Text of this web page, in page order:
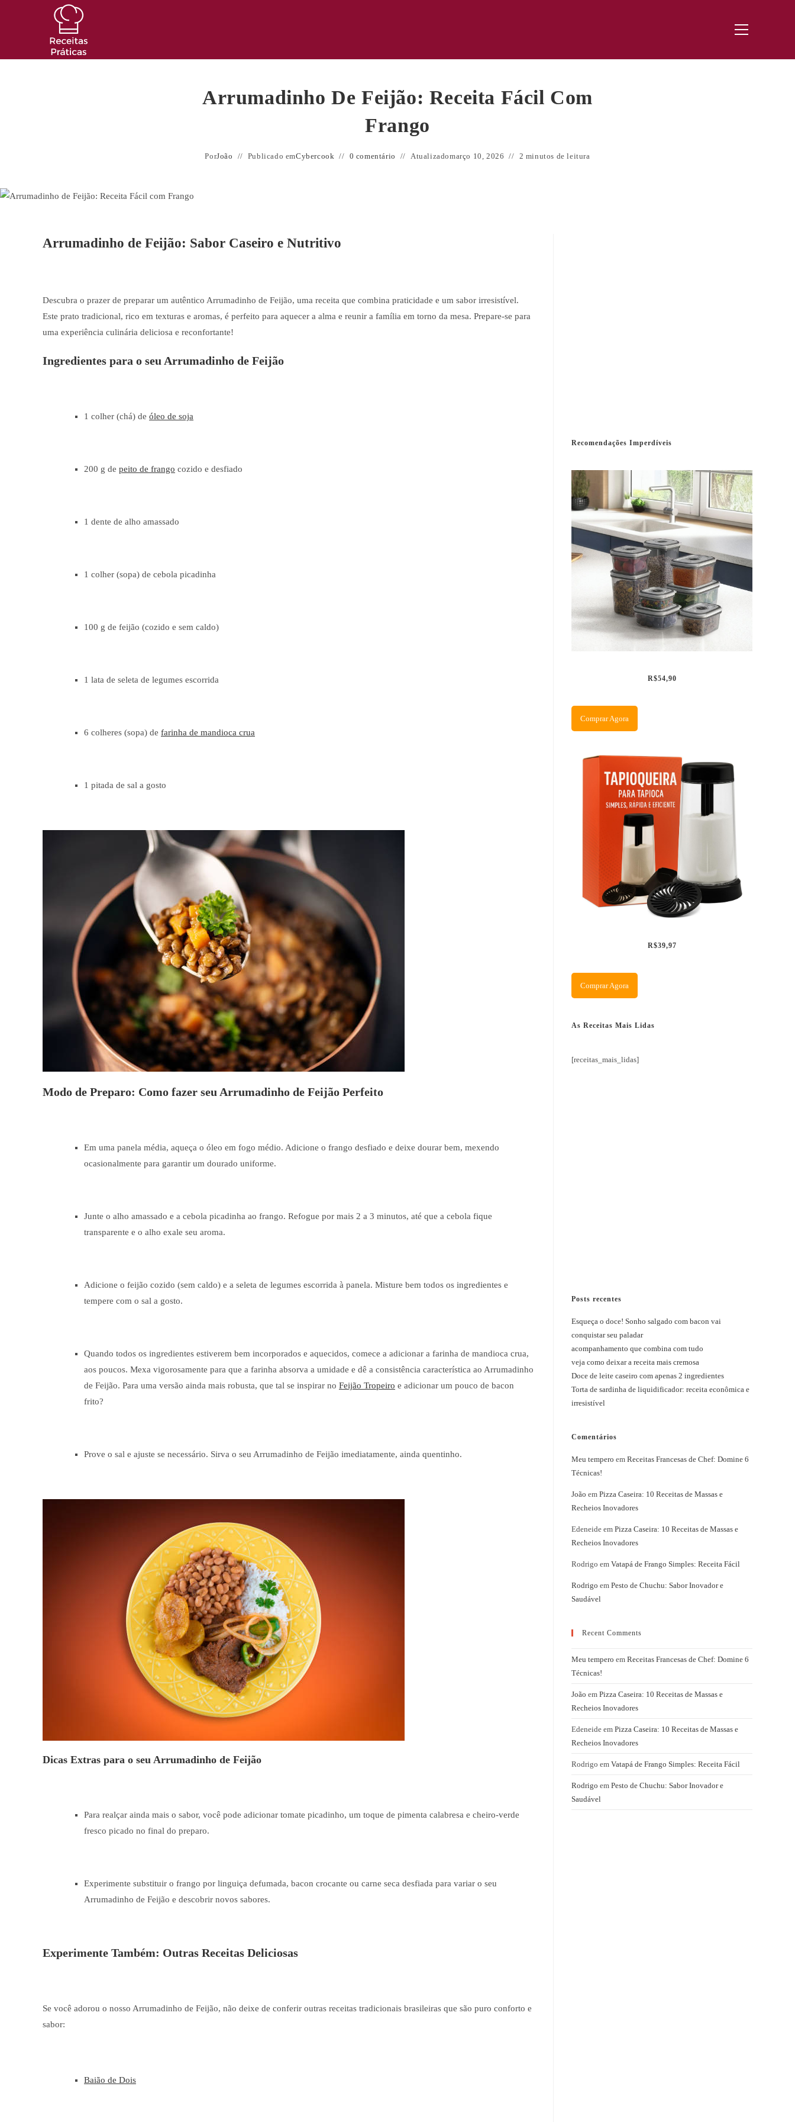
Menu
Arrumadinho De Feijão: Receita Fácil Com
Frango
PorJoão Publicado emCybercook 0 comentário Atualizadomarço 10, 2026 2 minutos de leitura
Arrumadinho de Feijão: Sabor Caseiro e Nutritivo
Descubra o prazer de preparar um autêntico Arrumadinho de Feijão, uma receita que combina praticidade e um sabor irresistível.
Este prato tradicional, rico em texturas e aromas, é perfeito para aquecer a alma e reunir a família em torno da mesa. Prepare-se para
uma experiência culinária deliciosa e reconfortante!
Ingredientes para o seu Arrumadinho de Feijão
1 colher (chá) de óleo de soja
200 g de peito de frango cozido e desfiado
1 dente de alho amassado
1 colher (sopa) de cebola picadinha
100 g de feijão (cozido e sem caldo)
1 lata de seleta de legumes escorrida
6 colheres (sopa) de farinha de mandioca crua
1 pitada de sal a gosto
Modo de Preparo: Como fazer seu Arrumadinho de Feijão Perfeito
Em uma panela média, aqueça o óleo em fogo médio. Adicione o frango desfiado e deixe dourar bem, mexendo
ocasionalmente para garantir um dourado uniforme.
Junte o alho amassado e a cebola picadinha ao frango. Refogue por mais 2 a 3 minutos, até que a cebola fique
transparente e o alho exale seu aroma.
Adicione o feijão cozido (sem caldo) e a seleta de legumes escorrida à panela. Misture bem todos os ingredientes e
tempere com o sal a gosto.
Quando todos os ingredientes estiverem bem incorporados e aquecidos, comece a adicionar a farinha de mandioca crua,
aos poucos. Mexa vigorosamente para que a farinha absorva a umidade e dê a consistência característica ao Arrumadinho
de Feijão. Para uma versão ainda mais robusta, que tal se inspirar no Feijão Tropeiro e adicionar um pouco de bacon
frito?
Prove o sal e ajuste se necessário. Sirva o seu Arrumadinho de Feijão imediatamente, ainda quentinho.
Dicas Extras para o seu Arrumadinho de Feijão
Para realçar ainda mais o sabor, você pode adicionar tomate picadinho, um toque de pimenta calabresa e cheiro-verde
fresco picado no final do preparo.
Experimente substituir o frango por linguiça defumada, bacon crocante ou carne seca desfiada para variar o seu
Arrumadinho de Feijão e descobrir novos sabores.
Experimente Também: Outras Receitas Deliciosas
Se você adorou o nosso Arrumadinho de Feijão, não deixe de conferir outras receitas tradicionais brasileiras que são puro conforto e
sabor:
Baião de Dois
Recomendações Imperdíveis
R$54,90
Comprar Agora
R$39,97
Comprar Agora
As Receitas Mais Lidas
[receitas_mais_lidas]
Posts recentes
Esqueça o doce! Sonho salgado com bacon vai
conquistar seu paladar
acompanhamento que combina com tudo
veja como deixar a receita mais cremosa
Doce de leite caseiro com apenas 2 ingredientes
Torta de sardinha de liquidificador: receita econômica e
irresistível
Comentários
Meu tempero em Receitas Francesas de Chef: Domine 6
Técnicas!
João em Pizza Caseira: 10 Receitas de Massas e
Recheios Inovadores
Edeneide em Pizza Caseira: 10 Receitas de Massas e
Recheios Inovadores
Rodrigo em Vatapá de Frango Simples: Receita Fácil
Rodrigo em Pesto de Chuchu: Sabor Inovador e
Saudável
Recent Comments
Meu tempero em Receitas Francesas de Chef: Domine 6
Técnicas!
João em Pizza Caseira: 10 Receitas de Massas e
Recheios Inovadores
Edeneide em Pizza Caseira: 10 Receitas de Massas e
Recheios Inovadores
Rodrigo em Vatapá de Frango Simples: Receita Fácil
Rodrigo em Pesto de Chuchu: Sabor Inovador e
Saudável